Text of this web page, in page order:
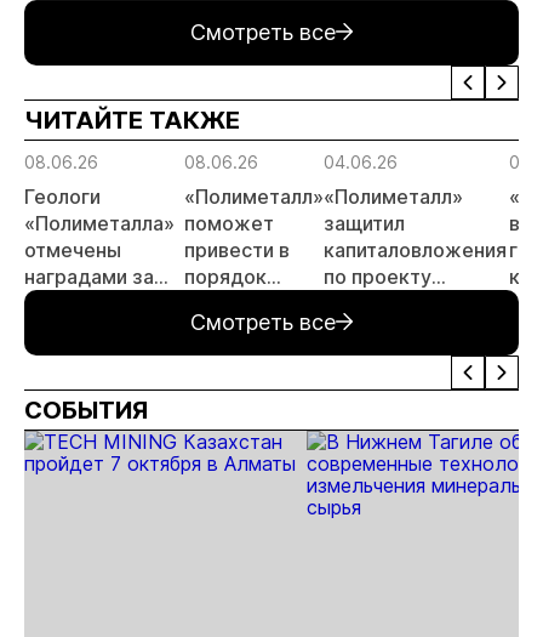
«Россыпное
России»
тонн в 2026
году
заявок
МСБ
Смотреть все
ЧИТАЙТЕ ТАКЖЕ
08.06.26
Геологи
«Полиметалла»
отмечены
наградами за
открытие
«Андрей»
08.06.26
«Полиметалл»
поможет
привести в
порядок
Певеке
04.06.26
«Полиметалл»
защитил
капиталовложения
по проекту
Смотреть все
СОБЫТИЯ